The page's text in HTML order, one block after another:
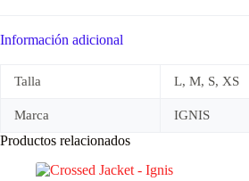
Información adicional
Talla L, M, S, XS
Marca IGNIS
Productos relacionados